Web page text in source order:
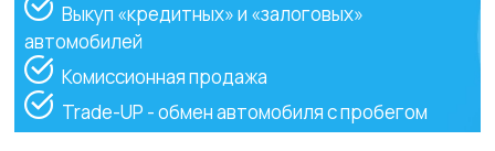
Выкуп «кредитных» и «залоговых»
автомобилей
Комиссионная продажа
Trade-UP - обмен автомобиля с пробегом